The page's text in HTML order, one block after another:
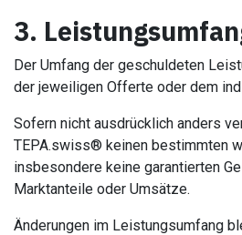
3.
Der Umfang der geschuldeten
der jeweiligen Offerte oder dem
Sofern nicht ausdrücklich anders
TEPA.swiss® keinen bestimmten
insbesondere keine garantierten
Marktanteile oder Umsätze.
Änderungen im Leistungsumfang